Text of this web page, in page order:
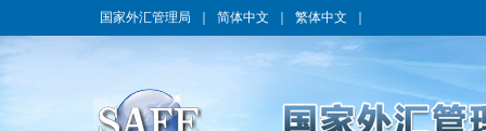
国家外汇管理局 简体中文 繁体中文